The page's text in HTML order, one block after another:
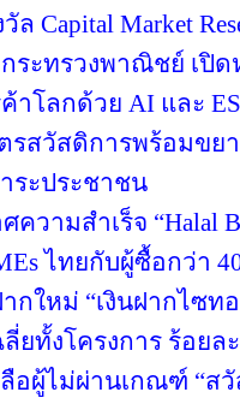
Capital Market
ะทรวงพาณิชย์ เปิด
าโลกด้วย AI และ
รสวัสดิการพร้อมขย
ระประชาชน
วามสำเร็จ “Halal
ไทยกับผู้ซื้อกว่า
กใหม่ “เงินฝากไซท
ยทั้งโครงการ ร้อยล
อผู้ไม่ผ่านเกณฑ์ “ส